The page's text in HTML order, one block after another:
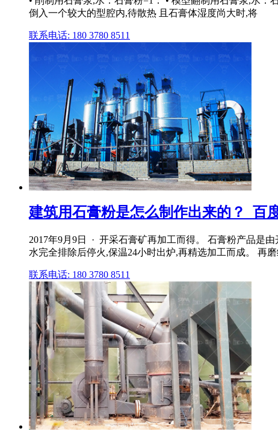
倒入一个较大的型腔内,待散热 且石膏体湿度尚大时,将
联系电话: 180 3780 8511
建筑用石膏粉是怎么制作出来的？_百
2017年9月9日 · 开采石膏矿再加工而得。 石膏粉产品是
水完全排除后停火,保温24小时出炉,再精选加工而成。 再磨
联系电话: 180 3780 8511